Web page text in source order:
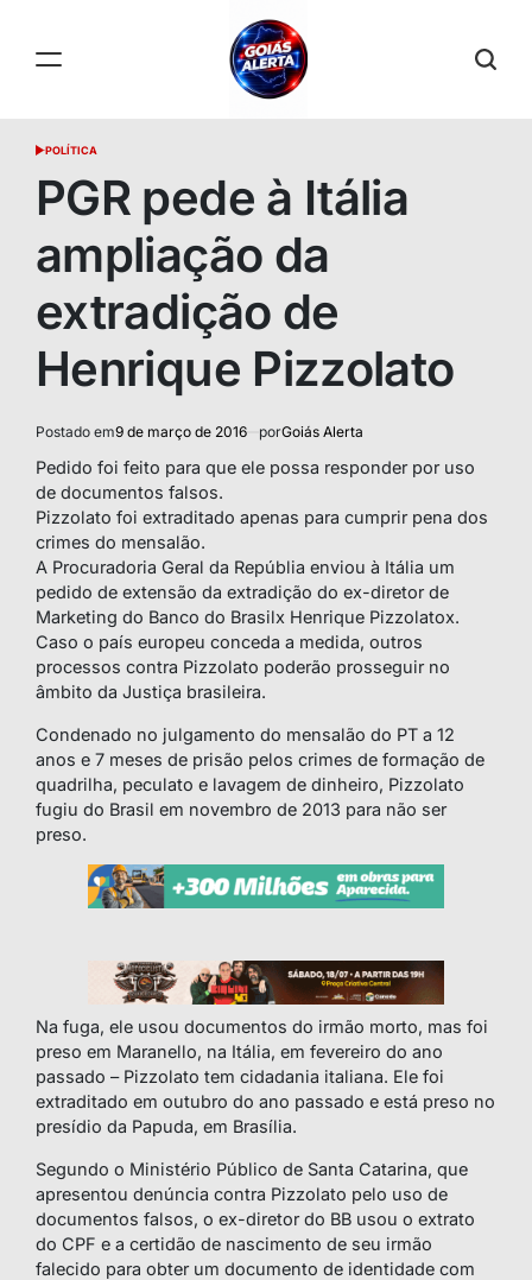
POSTED
POLÍTICA
PGR pede à Itália
ampliação da
extradição de
Henrique Pizzolato
Postado em9 de março de 2016 porGoiás Alerta
Pedido foi feito para que ele possa responder por uso
de documentos falsos.
Pizzolato foi extraditado apenas para cumprir pena dos
crimes do mensalão.
A Procuradoria Geral da Repúblia enviou à Itália um
pedido de extensão da extradição do ex-diretor de
Marketing do Banco do Brasilx Henrique Pizzolatox.
Caso o país europeu conceda a medida, outros
processos contra Pizzolato poderão prosseguir no
âmbito da Justiça brasileira.
Condenado no julgamento do mensalão do PT a 12
anos e 7 meses de prisão pelos crimes de formação de
quadrilha, peculato e lavagem de dinheiro, Pizzolato
fugiu do Brasil em novembro de 2013 para não ser
preso.
Na fuga, ele usou documentos do irmão morto, mas foi
preso em Maranello, na Itália, em fevereiro do ano
passado – Pizzolato tem cidadania italiana. Ele foi
extraditado em outubro do ano passado e está preso no
presídio da Papuda, em Brasília.
Segundo o Ministério Público de Santa Catarina, que
apresentou denúncia contra Pizzolato pelo uso de
documentos falsos, o ex-diretor do BB usou o extrato
do CPF e a certidão de nascimento de seu irmão
falecido para obter um documento de identidade com